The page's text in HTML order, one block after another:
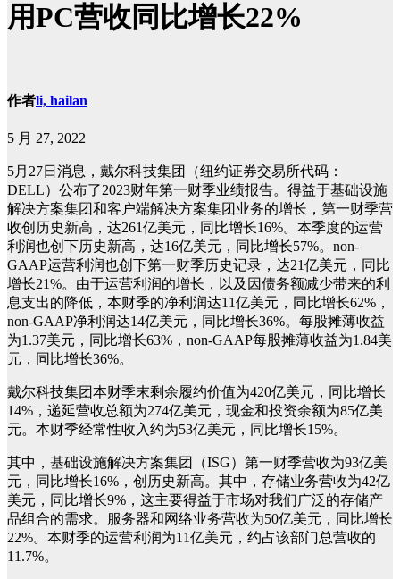
用PC营收同比增长22%
作者li, hailan
5 月 27, 2022
5月27日消息，戴尔科技集团（纽约证券交易所代码：
DELL）公布了2023财年第一财季业绩报告。得益于基础设施
解决方案集团和客户端解决方案集团业务的增长，第一财季营
收创历史新高，达261亿美元，同比增长16%。本季度的运营
利润也创下历史新高，达16亿美元，同比增长57%。non-
GAAP运营利润也创下第一财季历史记录，达21亿美元，同比
增长21%。由于运营利润的增长，以及因债务额减少带来的利
息支出的降低，本财季的净利润达11亿美元，同比增长62%，
non-GAAP净利润达14亿美元，同比增长36%。每股摊薄收益
为1.37美元，同比增长63%，non-GAAP每股摊薄收益为1.84美
元，同比增长36%。
戴尔科技集团本财季末剩余履约价值为420亿美元，同比增长
14%，递延营收总额为274亿美元，现金和投资余额为85亿美
元。本财季经常性收入约为53亿美元，同比增长15%。
其中，基础设施解决方案集团（ISG）第一财季营收为93亿美
元，同比增长16%，创历史新高。其中，存储业务营收为42亿
美元，同比增长9%，这主要得益于市场对我们广泛的存储产
品组合的需求。服务器和网络业务营收为50亿美元，同比增长
22%。本财季的运营利润为11亿美元，约占该部门总营收的
11.7%。